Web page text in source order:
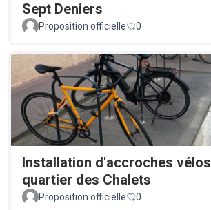
Sept Deniers
Proposition officielle 0
Installation d'accroches vélos
quartier des Chalets
Proposition officielle 0